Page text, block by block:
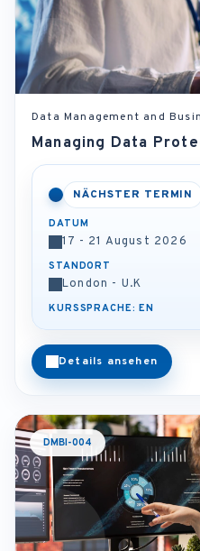
Data Management and
Managing Data
NÄCHSTER TERMIN
DATUM
17 - 21 August 2026
STANDORT
London - U.K
KURSSPRACHE: EN
Details ansehen
DMBI-004